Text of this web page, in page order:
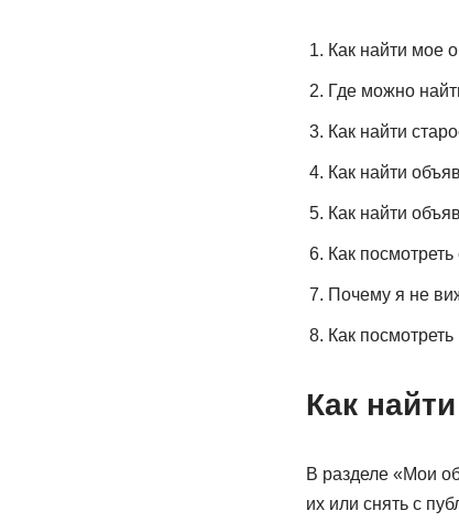
Как найти мое
Где можно
Как найти
Как найти
Как найти
Как
Почему я не
Как
Как
В разделе «Мои
их или снять с